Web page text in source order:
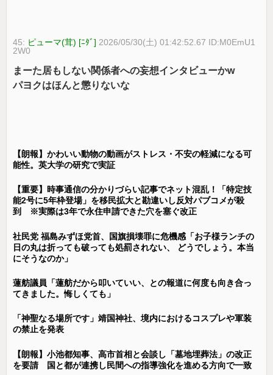
45: ピューマ(茸) [ﾆﾀﾞ] 2026/05/30(土) 01:42:52.67 ID:M0EmU1
2W0
まーた居もしない関係者への妄想インタビューかw
パヨクはほんと懲りないな
【朗報】かわいい動物の動画がストレス・不安の軽減になる可
能性。英大学の研究で実証
【重要】時事通信の分かりづらい記事でネット混乱！「特定技
能2号に5年枠登場」を移民拡大と勘違いし反対パブコメが殺
到 ※実際は3年で永住申請できた穴を塞ぐ改正
社民党 福島みずほ党首、国旗損壊罪に危機感「お子様ランチの
日の丸は折っても破っても処罰されない、 どうでしょう。本当
にそうなのか」
蓮舫議員「蓮舫だから叩いていい、との報道に何度も向き合っ
てきました。悔しくても」
「神聖なる場所です」靖国神社、境内におけるコスプレや軍装
の禁止を発表
【朗報】小池都知事、高市首相と会談し「墓地埋葬法」の改正
を要請 国と都が連携し民間への指導強化を進める方向で一致